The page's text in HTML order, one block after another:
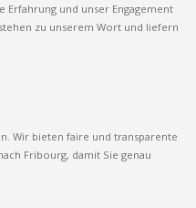
Erfahrung und unser Engagement
zu unserem Wort und liefern
Wir bieten faire und transparente
Fribourg, damit Sie genau